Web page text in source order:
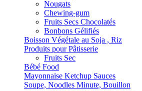
Nougats
Chewing-gum
Fruits Secs Chocolatés
Bonbons Gélifiés
Boisson Végétale au Soja , Riz
Produits pour Pâtisserie
Fruits Sec
Bébé Food
Mayonnaise Ketchup Sauces
Soupe, Noodles Minute, Bouillon